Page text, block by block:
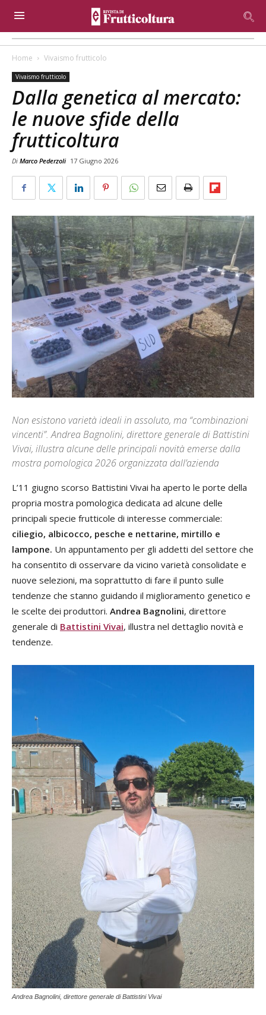
Home Vivaismo frutticolo
Vivaismo frutticolo
Dalla genetica al mercato:
le nuove sfide della
frutticoltura
Di Marco Pederzoli 17 Giugno 2026
Non esistono varietà ideali in assoluto, ma “combinazioni
vincenti”. Andrea Bagnolini, direttore generale di Battistini
Vivai, illustra alcune delle principali novità emerse dalla
mostra pomologica 2026 organizzata dall’azienda
L’11 giugno scorso Battistini Vivai ha aperto le porte della
propria mostra pomologica dedicata ad alcune delle
principali specie frutticole di interesse commerciale:
ciliegio, albicocco, pesche e nettarine, mirtillo e
lampone. Un appuntamento per gli addetti del settore che
ha consentito di osservare da vicino varietà consolidate e
nuove selezioni, ma soprattutto di fare il punto sulle
tendenze che stanno guidando il miglioramento genetico e
le scelte dei produttori. Andrea Bagnolini, direttore
generale di Battistini Vivai, illustra nel dettaglio novità e
tendenze.
Andrea Bagnolini, direttore generale di Battistini Vivai